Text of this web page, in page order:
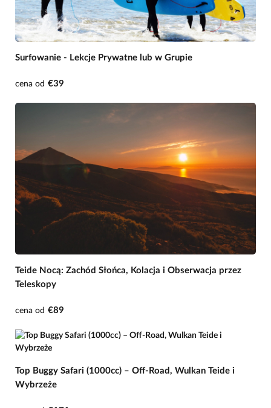
Surfowanie - Lekcje Prywatne lub w Grupie
cena od €39
Teide Nocą: Zachód Słońca, Kolacja i Obserwacja przez
Teleskopy
cena od €89
Top Buggy Safari (1000cc) – Off-Road, Wulkan Teide i
Wybrzeże